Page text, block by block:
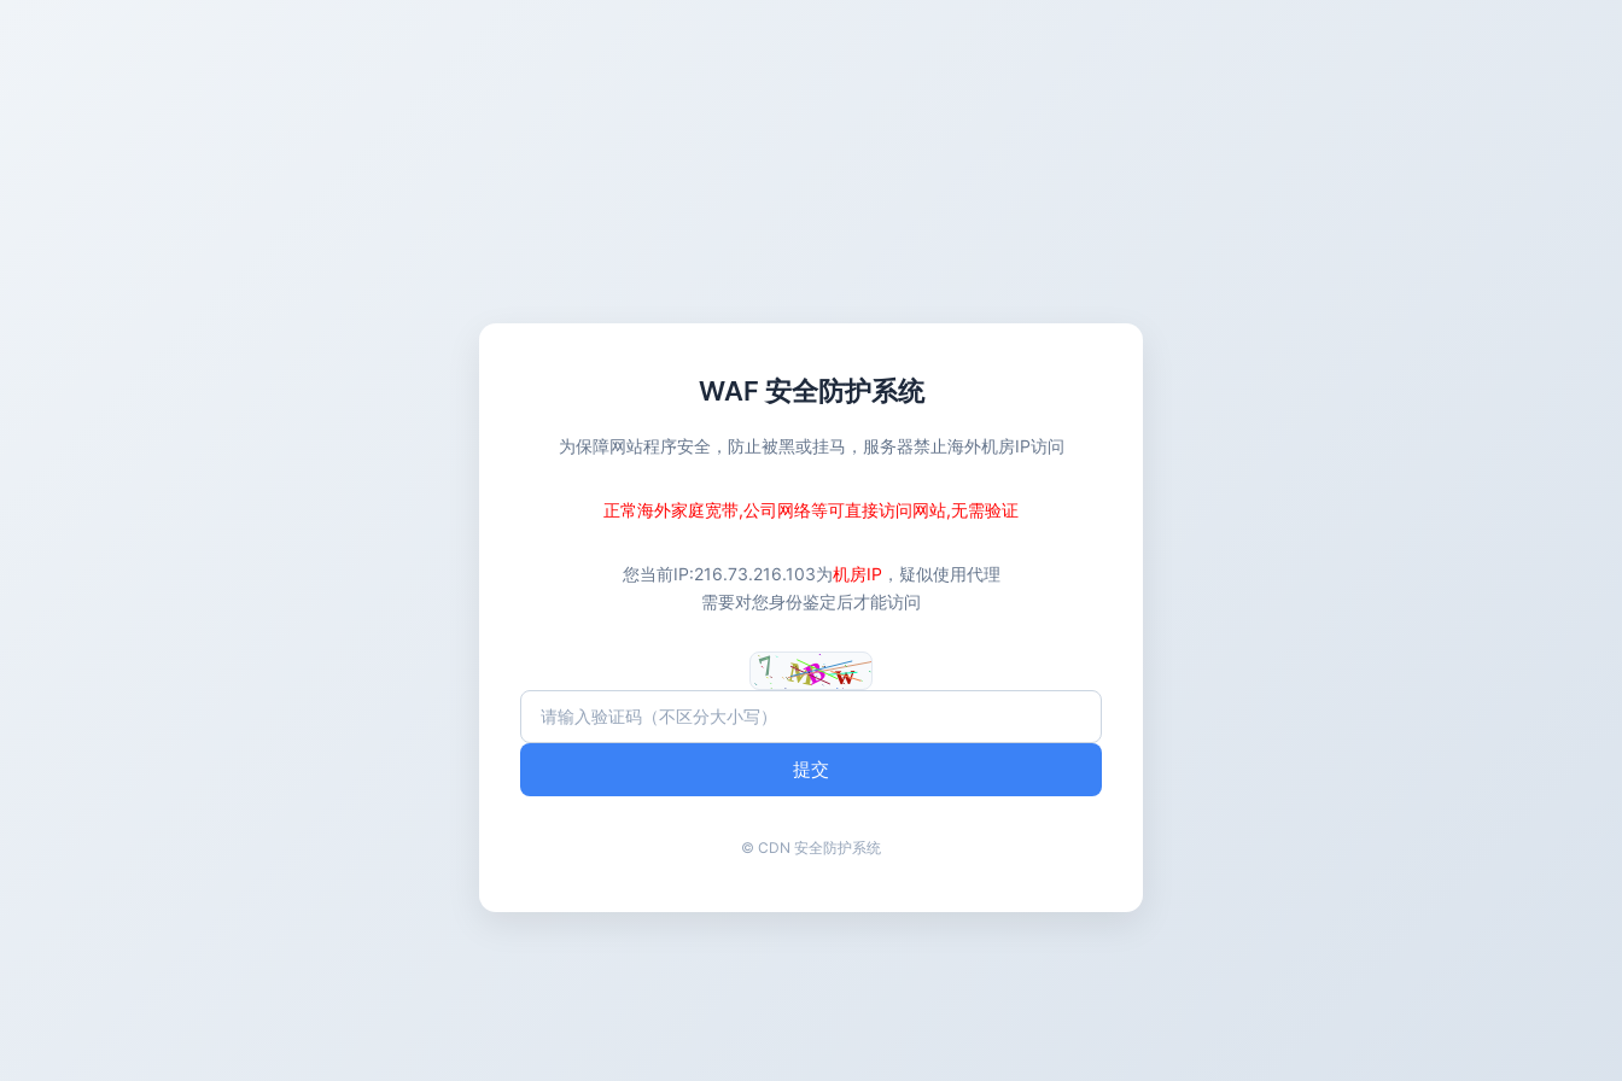
WAF 安全防护系统
为保障网站程序安全，防止被黑或挂马，服务器禁止海外机房IP访问
正常海外家庭宽带,公司网络等可直接访问网站,无需验证
您当前IP:216.73.216.103为机房IP ，疑似使用代理
需要对您身份鉴定后才能访问
提交
© CDN 安全防护系统